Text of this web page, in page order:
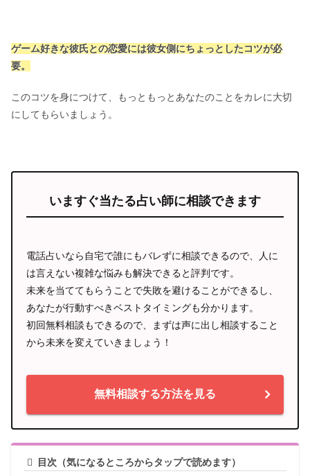
ゲーム好きな彼氏との恋愛には彼女側にちょっとしたコツが必
要。
このコツを身につけて、もっともっとあなたのことをカレに大切
にしてもらいましょう。
いますぐ当たる占い師に相談できます
電話占いなら自宅で誰にもバレずに相談できるので、人に
は言えない複雑な悩みも解決できると評判です。
未来を当ててもらうことで失敗を避けることができるし、
あなたが行動すべきベストタイミングも分かります。
初回無料相談もできるので、まずは声に出し相談すること
から未来を変えていきましょう！
無料相談する方法を見る
目次（気になるところからタップで読めます）